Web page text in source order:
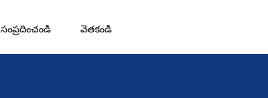
సంప్రదించండి వెతకండి